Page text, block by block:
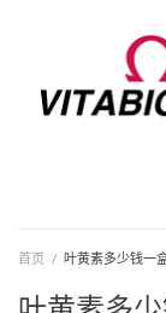
首页 / 叶黄素多少钱一